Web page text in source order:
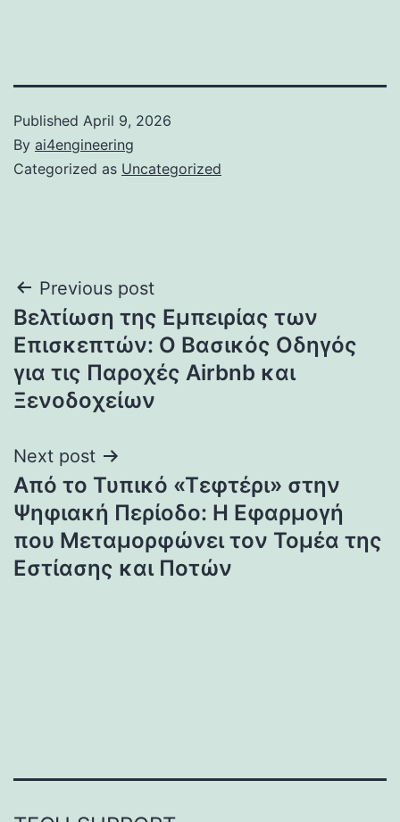
Published April 9, 2026
By ai4engineering
Categorized as Uncategorized
Post
navigation
Previous post
Βελτίωση της Εμπειρίας των
Επισκεπτών: Ο Βασικός Οδηγός
για τις Παροχές Airbnb και
Ξενοδοχείων
Next post
Από το Τυπικό «Τεφτέρι» στην
Ψηφιακή Περίοδο: Η Εφαρμογή
που Μεταμορφώνει τον Τομέα της
Εστίασης και Ποτών